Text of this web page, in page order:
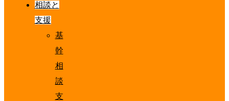
相談と
支援
基
幹
相
談
支